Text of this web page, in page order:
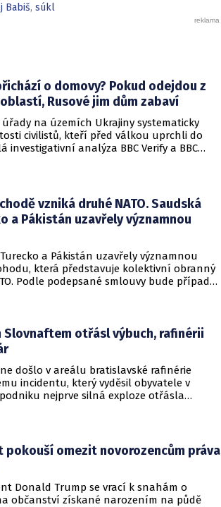
Babiš, súkl
o domovy? Pokud odejdou z
Rusové jim dům zabaví
na územích Ukrajiny systematicky
civilistů, kteří před válkou uprchli do
investigativní analýza BBC Verify a BBC
vzniká druhé NATO. Saudská
a Pákistán uzavřely významnou
a Pákistán uzavřely významnou
která představuje kolektivní obranný
Podle podepsané smlouvy bude případný
Slovnaftem otřásl výbuch, rafinérii
došlo v areálu bratislavské rafinérie
incidentu, který vyděsil obyvatele v
nejprve silná exploze otřásla
pokouší omezit novorozencům práva
Donald Trump se vrací k snahám o
občanství získané narozením na půdě